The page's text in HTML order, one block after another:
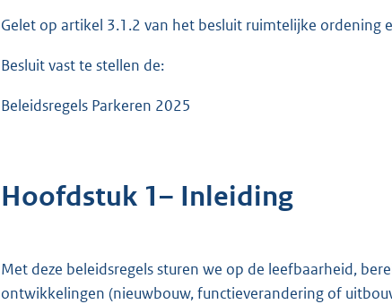
Gelet op artikel 3.1.2 van het besluit ruimtelijke ordening
Besluit vast te stellen de:
Beleidsregels Parkeren 2025
Hoofdstuk 1– Inleiding
Met deze beleidsregels sturen we op de leefbaarheid,
ontwikkelingen (nieuwbouw, functieverandering of